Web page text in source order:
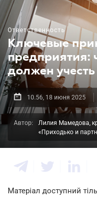
Ответственность
Ключевые
предприятия:
должен
10.56, 18 июня 2025
Автор:
Лилия Мамедова,
«Приходько и
Матеріал доступний